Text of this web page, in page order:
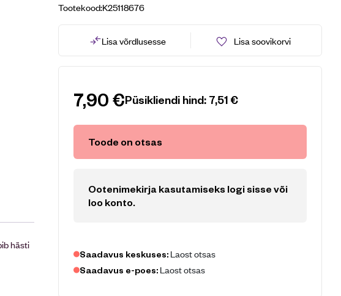
hästi
Tootekood:K25118676
Lisa võrdlusesse Lisa soovikorvi
7,90€Püsikliendi hind: 7,51€
Toode on otsas
Ootenimekirja kasutamiseks logi sisse või
loo konto.
Saadavus keskuses: Laost otsas
Saadavus e-poes: Laost otsas